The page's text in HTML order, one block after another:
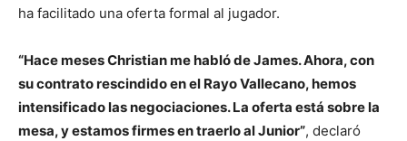
ha facilitado una oferta formal al jugador.
“Hace meses Christian me habló de James. Ahora, con
su contrato rescindido en el Rayo Vallecano, hemos
intensificado las negociaciones. La oferta está sobre la
mesa, y estamos firmes en traerlo al Junior”, declaró